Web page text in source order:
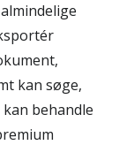
kan søge,
behandle